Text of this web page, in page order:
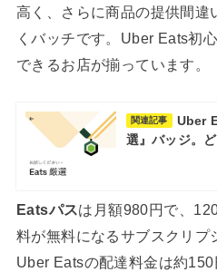
高く、さらに商品の提供間違
くバッチです。Uber Eats初
できるお店が揃っています。
関連記事
Uber
選』バッジ。
Eatsパスは月額980円で、
料が無料になるサブスクリプ
Uber Eatsの配達料金は約